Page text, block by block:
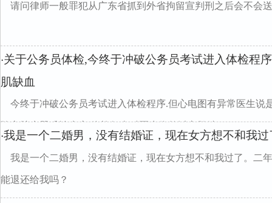
请问律师一般罪犯从广东省抓到外省拘留宣判刑之后会不会
·关于公务员体检,今终于冲破公务员考试进入体检程
肌缺血
今终于冲破公务员考试进入体检程序.但心电图有异常医生说
除心脏病器质性病变.体检复查时医生依然以心肌缺...
·我是一个二婚男，没有结婚证，现在女方想不和我
我是一个二婚男，没有结婚证，现在女方想不和我过了。二
能退还给我吗？